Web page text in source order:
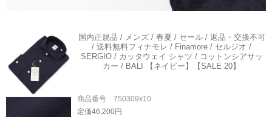
国内正規品 / メンズ / 春夏 / セール / 返品・交換不可
/ 送料無料フィナモレ / Finamore / セルジオ /
SERGIO / カッタウェイ シャツ / コットンシアサッ
カー / BALI 【ネイビー】【SALE 20】
商品番号 750309x10
定価46,200円